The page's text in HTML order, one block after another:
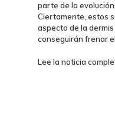
parte de la
Ciertamente, estos
aspectode la
conseguirán frenar
Lee la noticia